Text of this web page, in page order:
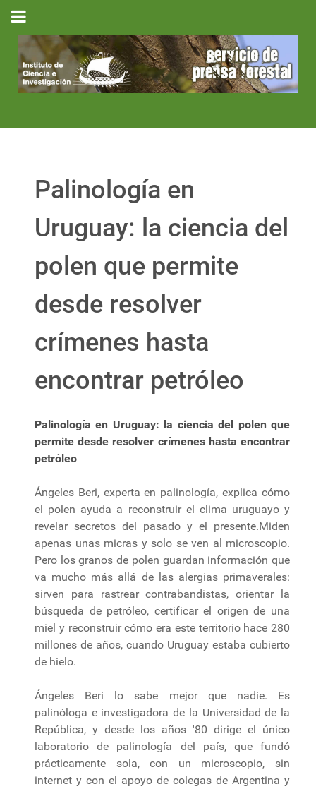
Palinología en
Uruguay: la ciencia del
polen que permite
desde resolver
crímenes hasta
encontrar petróleo
Palinología en Uruguay: la ciencia del polen que
permite desde resolver crímenes hasta encontrar
petróleo
Ángeles Beri, experta en palinología, explica cómo
el polen ayuda a reconstruir el clima uruguayo y
revelar secretos del pasado y el presente.Miden
apenas unas micras y solo se ven al microscopio.
Pero los granos de polen guardan información que
va mucho más allá de las alergias primaverales:
sirven para rastrear contrabandistas, orientar la
búsqueda de petróleo, certificar el origen de una
miel y reconstruir cómo era este territorio hace 280
millones de años, cuando Uruguay estaba cubierto
de hielo.
Ángeles Beri lo sabe mejor que nadie. Es
palinóloga e investigadora de la Universidad de la
República, y desde los años '80 dirige el único
laboratorio de palinología del país, que fundó
prácticamente sola, con un microscopio, sin
internet y con el apoyo de colegas de Argentina y